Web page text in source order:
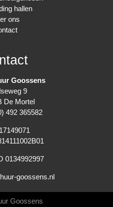
hallen
ons
Goossens
9
De Mortel
492 365582
17149071
0134992997
goossens.nl
Goossens